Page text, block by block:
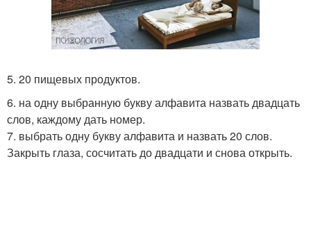
5. 20 пищевых продуктов.
6. на одну выбранную букву алфавита назвать двадцать
слов, каждому дать номер.
7. выбрать одну букву алфавита и назвать 20 слов.
Закрыть глаза, сосчитать до двадцати и снова открыть.